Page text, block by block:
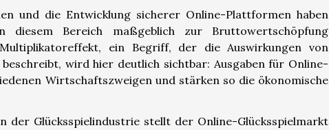
und die Entwicklung sicherer Online-Plattformen haben
diesem Bereich maßgeblich zur Bruttowertschöpfung
ein Begriff, der die Auswirkungen von
wird hier deutlich sichtbar: Ausgaben für Online-
Wirtschaftszweigen und stärken so die ökonomische
Glücksspielindustrie stellt der Online-Glücksspielmarkt